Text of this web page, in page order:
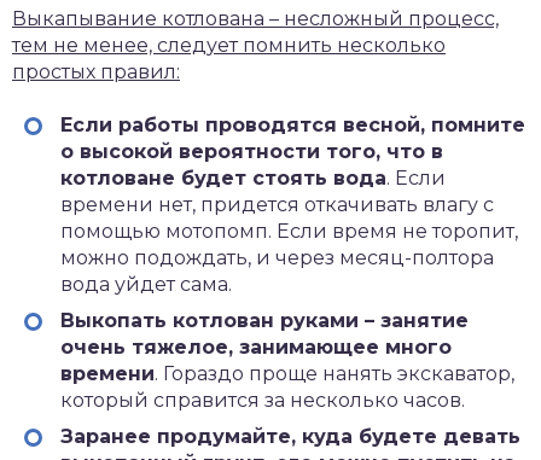
Выкапывание котлована – несложный процесс,
тем не менее, следует помнить несколько
простых правил:
Если работы проводятся весной, помните
о высокой вероятности того, что в
котловане будет стоять вода. Если
времени нет, придется откачивать влагу с
помощью мотопомп. Если время не торопит,
можно подождать, и через месяц-полтора
вода уйдет сама.
Выкопать котлован руками – занятие
очень тяжелое, занимающее много
времени. Гораздо проще нанять экскаватор,
который справится за несколько часов.
Заранее продумайте, куда будете девать